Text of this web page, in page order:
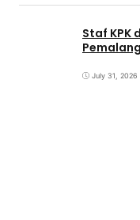
Staf KPK
Pemalang
July 31, 2026